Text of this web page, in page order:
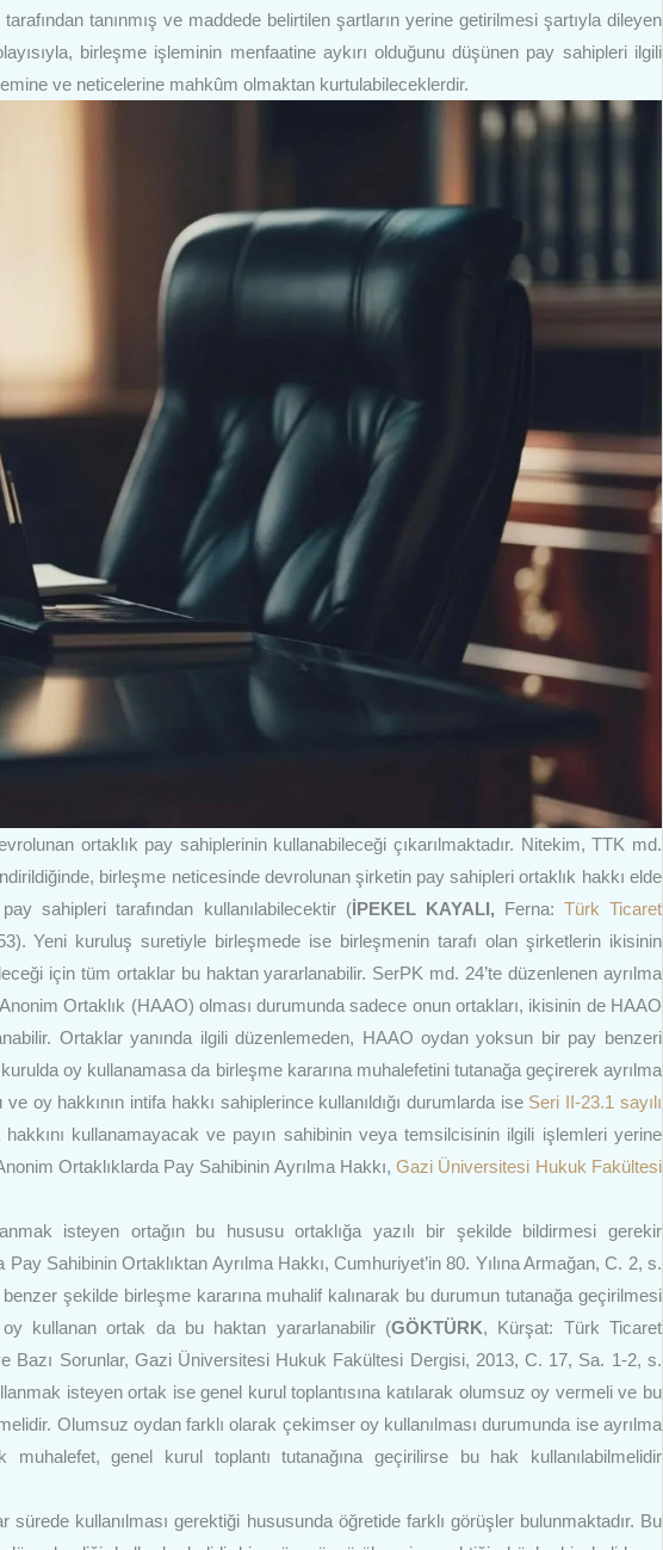
tanınmış ve maddede belirtilen şartların yerine getirilmesi şartıyla dileyen
birleşme işleminin menfaatine aykırı olduğunu düşünen pay sahipleri ilgili
ve neticelerine mahkûm olmaktan kurtulabileceklerdir.
ortaklık pay sahiplerinin kullanabileceği çıkarılmaktadır. Nitekim, TTK md.
birleşme neticesinde devrolunan şirketin pay sahipleri ortaklık hakkı elde
sahipleri tarafından kullanılabilecektir (İPEKEL KAYALI, Ferna: Türk Ticaret
Yeni kuruluş suretiyle birleşmede ise birleşmenin tarafı olan şirketlerin ikisinin
için tüm ortaklar bu haktan yararlanabilir. SerPK md. 24’te düzenlenen ayrılma
Ortaklık (HAAO) olması durumunda sadece onun ortakları, ikisinin de HAAO
Ortaklar yanında ilgili düzenlemeden, HAAO oydan yoksun bir pay benzeri
oy kullanamasa da birleşme kararına muhalefetini tutanağa geçirerek ayrılma
oy hakkının intifa hakkı sahiplerince kullanıldığı durumlarda ise Seri II-23.1 sayılı
kullanamayacak ve payın sahibinin veya temsilcisinin ilgili işlemleri yerine
Ortaklıklarda Pay Sahibinin Ayrılma Hakkı,Gazi Üniversitesi Hukuk Fakültesi
isteyen ortağın bu hususu ortaklığa yazılı bir şekilde bildirmesi gerekir
Sahibinin Ortaklıktan Ayrılma Hakkı, Cumhuriyet’in 80. Yılına Armağan, C. 2, s.
şekilde birleşme kararına muhalif kalınarak bu durumun tutanağa geçirilmesi
oy kullanan ortak da bu haktan yararlanabilir (GÖKTÜRK, Kürşat: Türk Ticaret
Bazı Sorunlar, Gazi Üniversitesi Hukuk Fakültesi Dergisi, 2013, C. 17, Sa. 1-2, s.
isteyen ortak ise genel kurul toplantısına katılarak olumsuz oy vermeli ve bu
Olumsuz oydan farklı olarak çekimser oy kullanılması durumunda ise ayrılma
muhalefet, genel kurul toplantı tutanağına geçirilirse bu hak kullanılabilmelidir
sürede kullanılması gerektiği hususunda öğretide farklı görüşler bulunmaktadır. Bu